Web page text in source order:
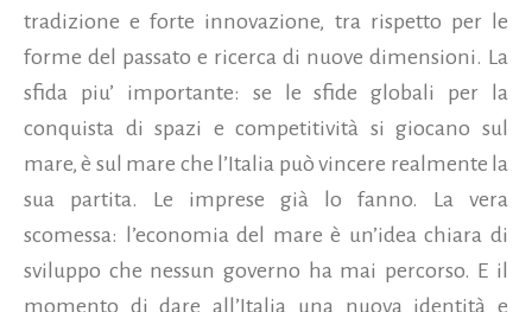
tradizione e forte innovazione, tra rispetto per le
forme del passato e ricerca di nuove dimensioni. La
sfida piu’ importante: se le sfide globali per la
conquista di spazi e competitività si giocano sul
mare, è sul mare che l’Italia può vincere realmente la
sua partita. Le imprese già lo fanno. La vera
scomessa: l’economia del mare è un’idea chiara di
sviluppo che nessun governo ha mai percorso. E il
momento di dare all’Italia una nuova identità e